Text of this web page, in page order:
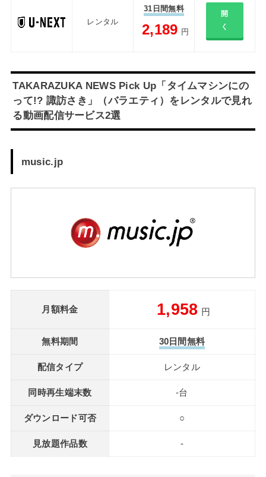
レンタル
31日間無料
2,189 円
開
く
TAKARAZUKA NEWS Pick Up「タイムマシンにの
って!? 諏訪さき」（バラエティ）をレンタルで見れ
る動画配信サービス2選
music.jp
月額料金 1,958 円
無料期間 30日間無料
配信タイプ レンタル
同時再生端末数 -台
ダウンロード可否 ○
見放題作品数 -